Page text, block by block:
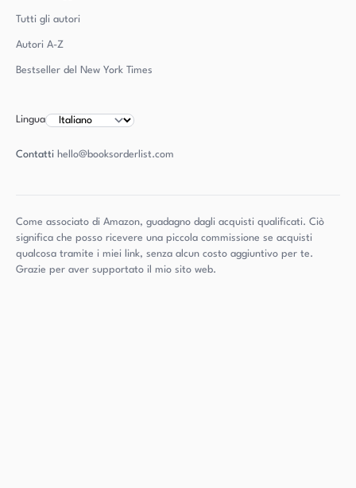
Tutti gli autori
Autori A-Z
Bestseller del New York Times
Lingua
Contatti hello@booksorderlist.com
Come associato di Amazon, guadagno dagli acquisti qualificati. Ciò
significa che posso ricevere una piccola commissione se acquisti
qualcosa tramite i miei link, senza alcun costo aggiuntivo per te.
Grazie per aver supportato il mio sito web.